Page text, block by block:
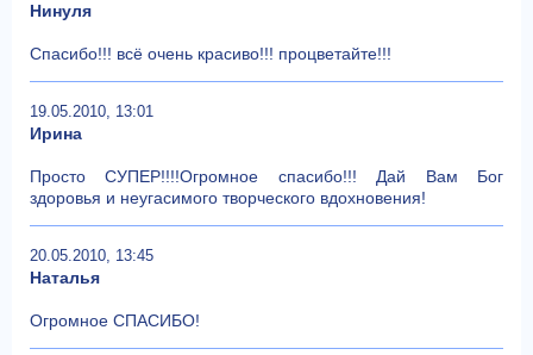
Нинуля
Спасибо!!! всё очень красиво!!! процветайте!!!
19.05.2010, 13:01
Ирина
Просто СУПЕР!!!!Огромное спасибо!!! Дай Вам Бог
здоровья и неугасимого творческого вдохновения!
20.05.2010, 13:45
Наталья
Огромное СПАСИБО!